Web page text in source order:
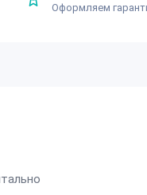
Оформляем